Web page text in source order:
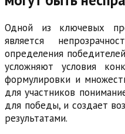
Одной из ключевых
является
определения
усложняют условия
формулировки и
для участников
для победы, и создает
результатами.